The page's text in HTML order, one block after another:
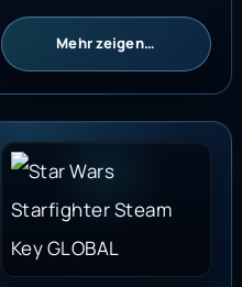
Mehr zeigen…
Star Wars Starfighter